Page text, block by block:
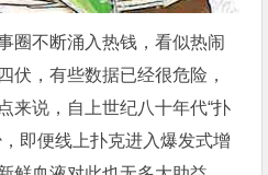
圈不断涌入热钱，看似热闹
伏，有些数据已经很危险，
来说，自上世纪八十年代“扑
即便线上扑克进入爆发式增